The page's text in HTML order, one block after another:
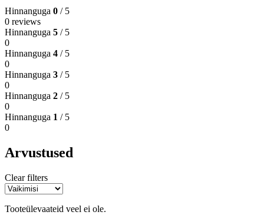
Hinnanguga 0 / 5
0 reviews
Hinnanguga 5 / 5
0
Hinnanguga 4 / 5
0
Hinnanguga 3 / 5
0
Hinnanguga 2 / 5
0
Hinnanguga 1 / 5
0
Arvustused
Clear filters
Tooteülevaateid veel ei ole.